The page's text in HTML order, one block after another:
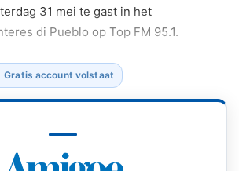
31 mei te gast in het
di Pueblo op Top FM 95.1.
Gratis account volstaat